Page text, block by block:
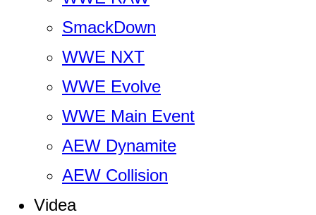
SmackDown
WWE NXT
WWE Evolve
WWE Main Event
AEW Dynamite
AEW Collision
Videa